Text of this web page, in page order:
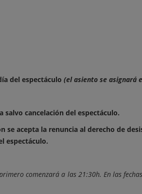
del espectáculo (el asiento se asignará
cancelación del espectáculo.
se acepta la renuncia al derecho de
espectáculo.
comenzará a las 21:30h. En las